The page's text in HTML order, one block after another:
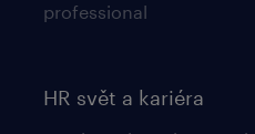
professional
HR svět a kariéra